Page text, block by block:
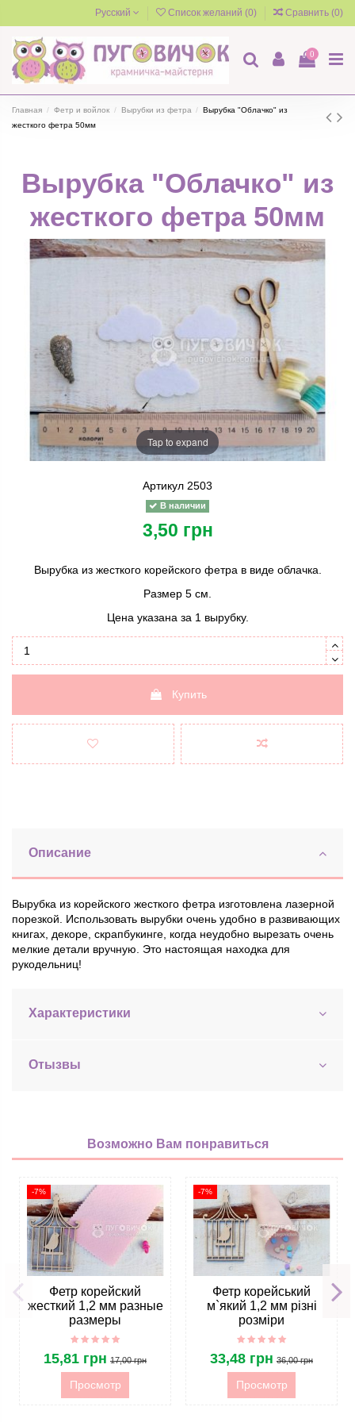
Русский Список желаний (0) Сравнить (0)
0
Главная Фетр и войлок Вырубки из фетра
Вырубка "Облачко" из
жесткого фетра 50мм
Вырубка "Облачко" из
жесткого фетра 50мм
Tap to expand
Артикул 2503
В наличии
3,50 грн
Вырубка из жесткого корейского фетра в виде облачка.
Размер 5 см.
Цена указана за 1 вырубку.
Купить
Описание
Вырубка из корейского жесткого фетра изготовлена ​​лазерной
порезкой. Использовать вырубки очень удобно в развивающих
книгах, декоре, скрапбукинге, когда неудобно вырезать очень
мелкие детали вручную. Это настоящая находка для
рукодельниц!
Характеристики
Отызвы
Возможно Вам понравиться
-7%
Фетр корейский
жесткий 1,2 мм разные
размеры
15,81 грн 17,00 грн
Просмотр
-7%
Фетр корейський
м`який 1,2 мм різні
розміри
33,48 грн 36,00 грн
Просмотр